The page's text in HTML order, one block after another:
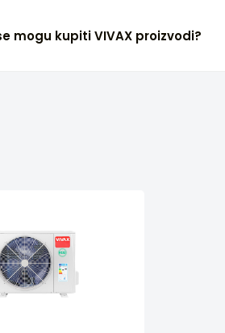
mogu kupiti VIVAX proizvodi?